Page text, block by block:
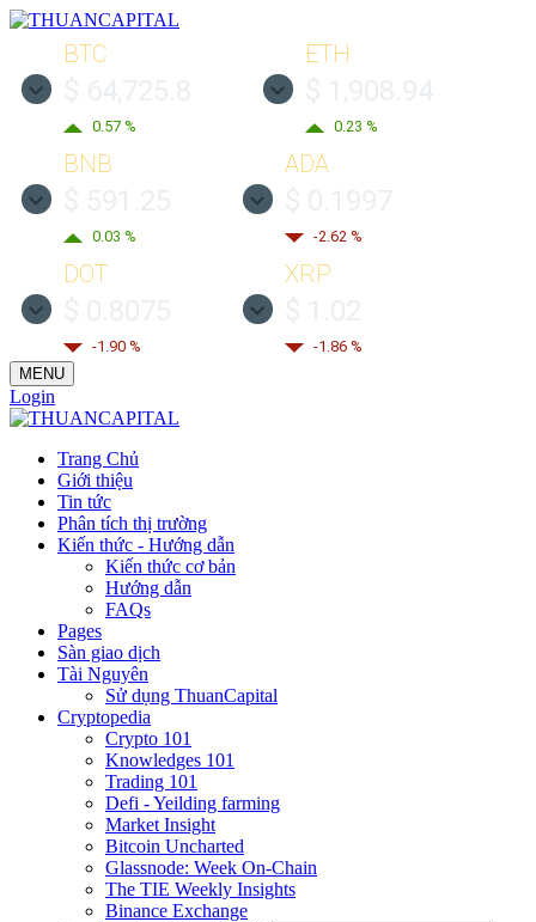
BTC
0.57 %
ETH
0.23 %
BNB
0.03 %
ADA
-2.62 %
DOT
-1.90 %
XRP
-1.86 %
MENU
Login
Trang Chủ
Giới thiệu
Tin tức
Phân tích thị trường
Kiến thức - Hướng dẫn
Kiến thức cơ bản
Hướng dẫn
FAQs
Pages
Sàn giao dịch
Tài Nguyên
Sử dụng ThuanCapital
Cryptopedia
Crypto 101
Knowledges 101
Trading 101
Defi - Yeilding farming
Market Insight
Bitcoin Uncharted
Glassnode: Week On-Chain
The TIE Weekly Insights
Binance Exchange